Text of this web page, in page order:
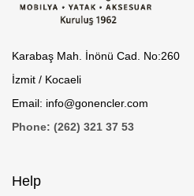
Karabaş Mah. İnönü Cad. No:260
İzmit / Kocaeli
Email: info@gonencler.com
Phone: (262) 321 37 53
Help